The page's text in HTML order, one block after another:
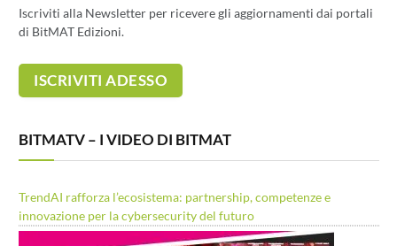
Iscriviti alla Newsletter per ricevere gli aggiornamenti dai portali
di BitMAT Edizioni.
BITMATV – I VIDEO DI BITMAT
TrendAI rafforza l’ecosistema: partnership, competenze e
innovazione per la cybersecurity del futuro